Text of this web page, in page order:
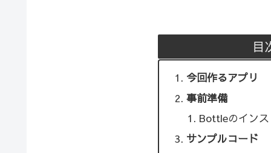
目
今回作るアプリ
事前準備
Bottleのイン
サンプルコード